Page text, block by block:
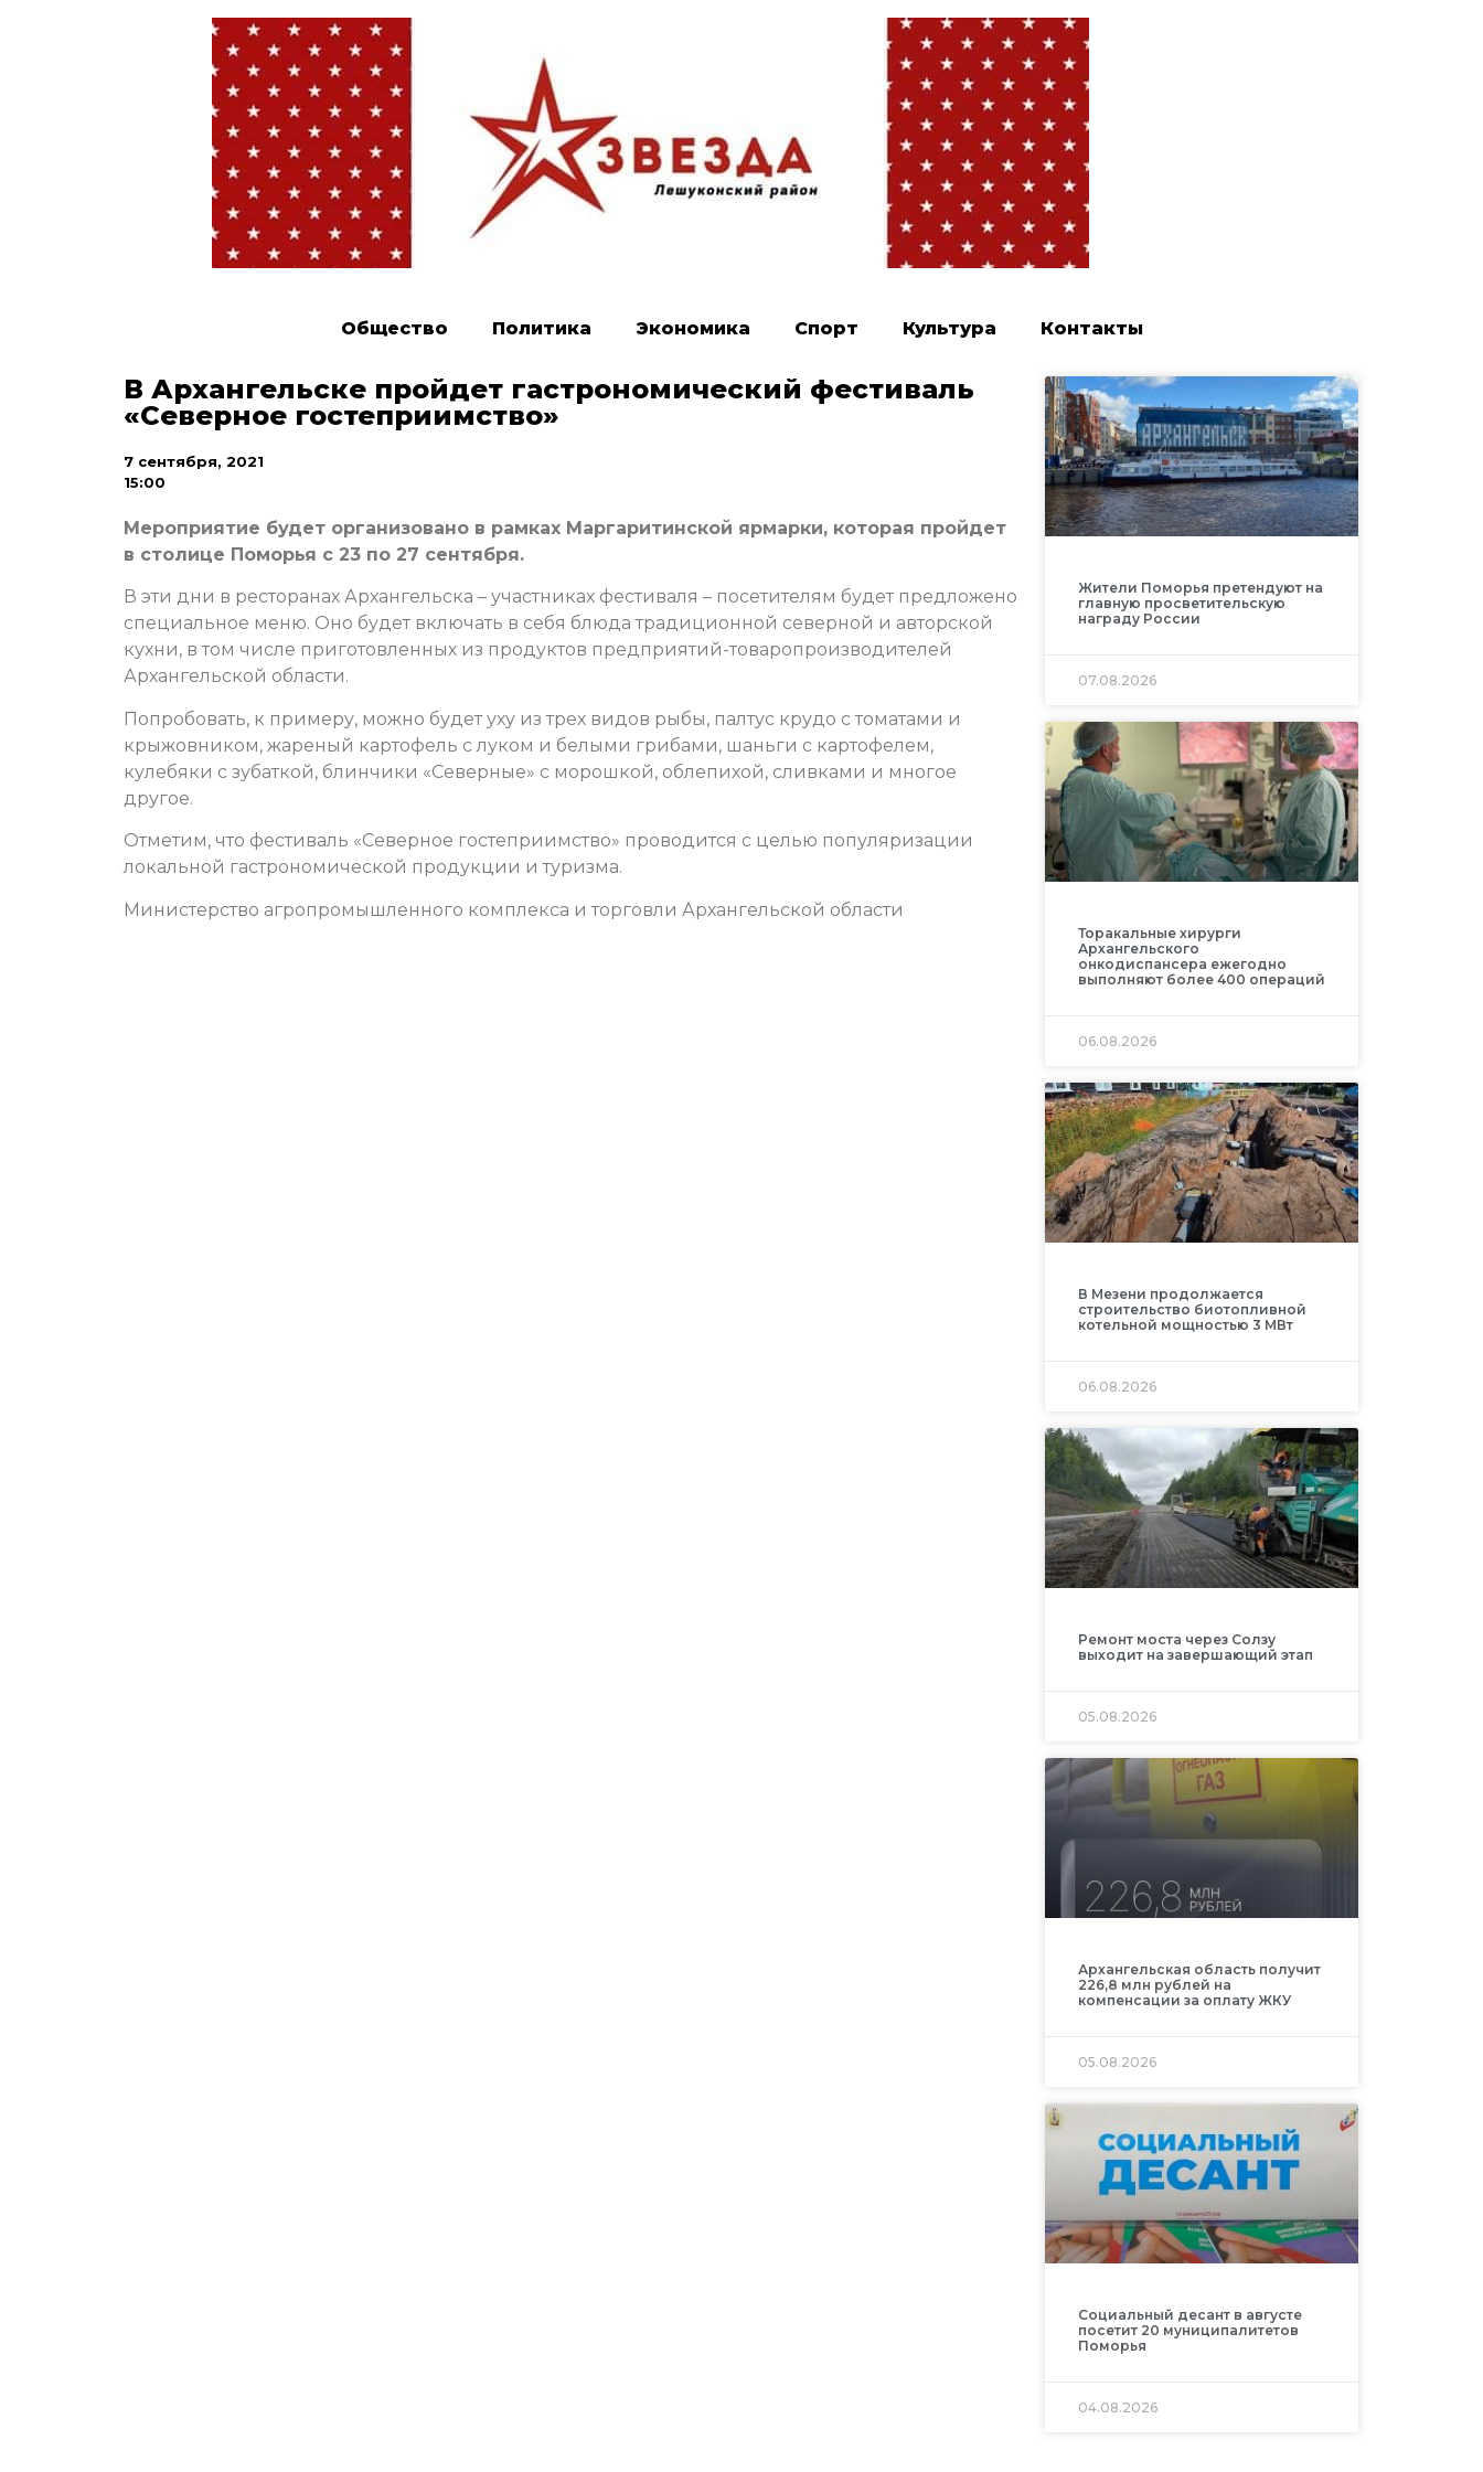
Общество Политика Экономика Спорт Культура Контакты
В Архангельске пройдет гастрономический фестиваль
«Северное гостеприимство»
7 сентября, 2021
15:00
Мероприятие будет организовано в рамках Маргаритинской ярмарки, которая пройдет
в столице Поморья с 23 по 27 сентября.
В эти дни в ресторанах Архангельска – участниках фестиваля – посетителям будет предложено
специальное меню. Оно будет включать в себя блюда традиционной северной и авторской
кухни, в том числе приготовленных из продуктов предприятий-товаропроизводителей
Архангельской области.
Попробовать, к примеру, можно будет уху из трех видов рыбы, палтус крудо с томатами и
крыжовником, жареный картофель с луком и белыми грибами, шаньги с картофелем,
кулебяки с зубаткой, блинчики «Северные» с морошкой, облепихой, сливками и многое
другое.
Отметим, что фестиваль «Северное гостеприимство» проводится с целью популяризации
локальной гастрономической продукции и туризма.
Министерство агропромышленного комплекса и торговли Архангельской области
Жители Поморья претендуют на
главную просветительскую
награду России
07.08.2026
Торакальные хирурги
Архангельского
онкодиспансера ежегодно
выполняют более 400 операций
06.08.2026
В Мезени продолжается
строительство биотопливной
котельной мощностью 3 МВт
06.08.2026
Ремонт моста через Солзу
выходит на завершающий этап
05.08.2026
Архангельская область получит
226,8 млн рублей на
компенсации за оплату ЖКУ
05.08.2026
Социальный десант в августе
посетит 20 муниципалитетов
Поморья
04.08.2026